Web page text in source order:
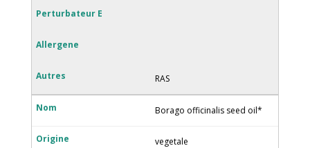
RAS
Borago officinalis seed oil*
vegetale